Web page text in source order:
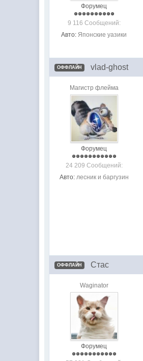
Форумец
9 116 Сообщений:
Авто: Японские уазики
ОФФЛАЙН vlad-ghost
Магистр флейма
Форумец
24 209 Сообщений:
Авто: лесник и баргузин
ОФФЛАЙН Стас
Waginator
Форумец